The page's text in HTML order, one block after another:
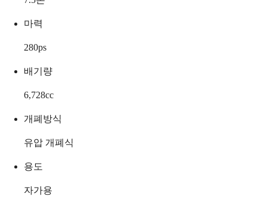
마력
280ps
배기량
6,728cc
개폐방식
유압 개폐식
용도
자가용